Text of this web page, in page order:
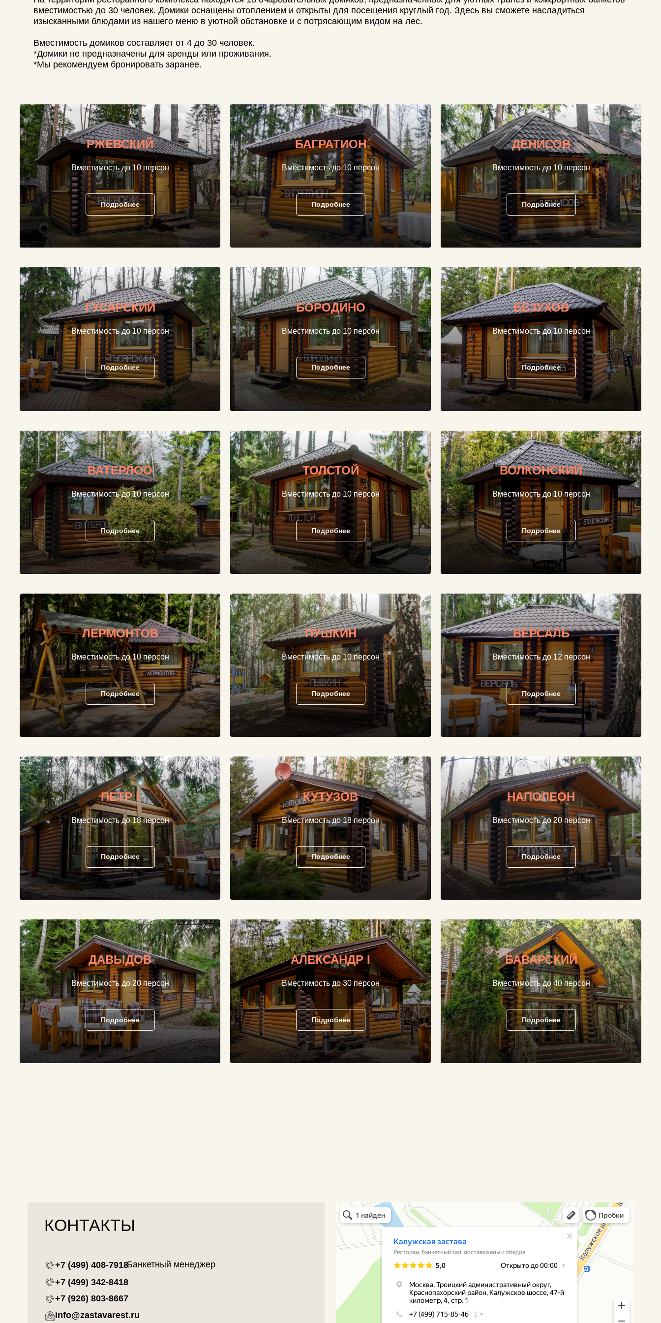
*Мы рекомендуем бронировать заранее.
РЖЕВСКИЙ
Вместимость до 10 персон
Подробнее
БАГРАТИОН
Вместимость до 10 персон
Подробнее
ДЕНИСОВ
Вместимость до 10 персон
Подробнее
ГУСАРСКИЙ
Вместимость до 10 персон
Подробнее
БОРОДИНО
Вместимость до 10 персон
Подробнее
БЕЗУХОВ
Вместимость до 10 персон
Подробнее
ВАТЕРЛОО
Вместимость до 10 персон
Подробнее
ТОЛСТОЙ
Вместимость до 10 персон
Подробнее
ВОЛКОНСКИЙ
Вместимость до 10 персон
Подробнее
ЛЕРМОНТОВ
Вместимость до 10 персон
Подробнее
ПУШКИН
Вместимость до 10 персон
Подробнее
ВЕРСАЛЬ
Вместимость до 12 персон
Подробнее
ПЕТР I
Вместимость до 18 персон
Подробнее
КУТУЗОВ
Вместимость до 18 персон
Подробнее
НАПОЛЕОН
Вместимость до 20 персон
Подробнее
ДАВЫДОВ
Вместимость до 20 персон
Подробнее
АЛЕКСАНДР I
Вместимость до 30 персон
Подробнее
БАВАРСКИЙ
Вместимость до 40 персон
Подробнее
КОНТАКТЫ
Калужская застава
Ресторан в Москве
Банкетный зал в Москве
СКАЧАЙТЕ НАШЕ ПРИЛОЖЕНИЕ